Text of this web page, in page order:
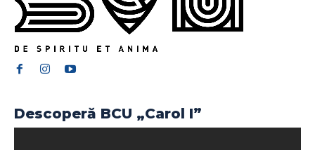
Descoperă BCU „Carol I”